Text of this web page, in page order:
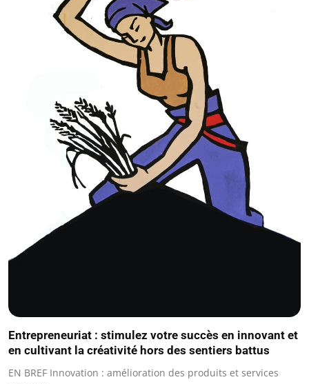
Entrepreneuriat : stimulez votre succès en innovant et
en cultivant la créativité hors des sentiers battus
EN BREF Innovation : amélioration des produits et services